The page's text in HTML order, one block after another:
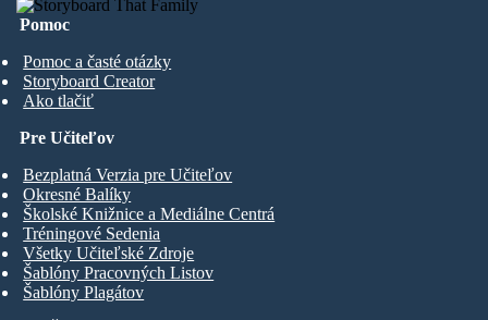
Pomoc
Pomoc a časté otázky
Storyboard Creator
Ako tlačiť
Pre Učiteľov
Bezplatná Verzia pre Učiteľov
Okresné Balíky
Školské Knižnice a Mediálne Centrá
Tréningové Sedenia
Všetky Učiteľské Zdroje
Šablóny Pracovných Listov
Šablóny Plagátov